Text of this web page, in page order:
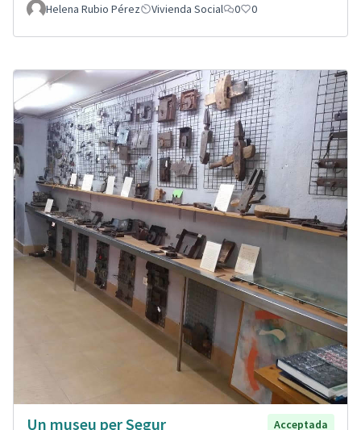
Helena Rubio Pérez Vivienda Social 0 0
Un museu per Segur Acceptada